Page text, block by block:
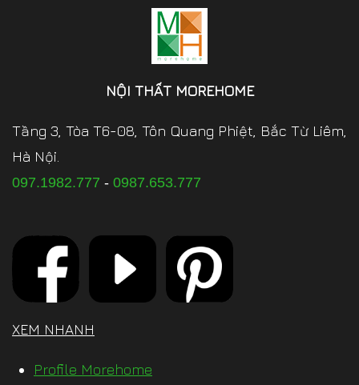
NỘI THẤT MOREHOME
Tầng 3, Tòa T6-08, Tôn Quang Phiệt, Bắc Từ Liêm,
Hà Nội.
097.1982.777 - 0987.653.777
XEM NHANH
Profile Morehome